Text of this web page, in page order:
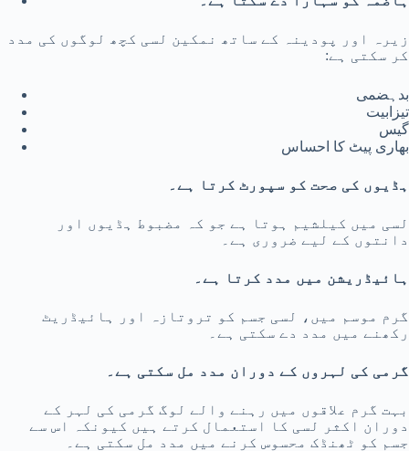
زیرہ اور پودینہ کے ساتھ نمکین لسی کچھ لوگوں کی مدد
کر سکتی ہے:
بدہضمی
تیزابیت
گیس
بھاری پیٹ کا احساس
ہڈیوں کی صحت کو سپورٹ کرتا ہے۔
لسی میں کیلشیم ہوتا ہے جو کہ مضبوط ہڈیوں اور
دانتوں کے لیے ضروری ہے۔
ہائیڈریشن میں مدد کرتا ہے۔
گرم موسم میں، لسی جسم کو تروتازہ اور ہائیڈریٹ
رکھنے میں مدد دے سکتی ہے۔
گرمی کی لہروں کے دوران مدد مل سکتی ہے۔
بہت گرم علاقوں میں رہنے والے لوگ گرمی کی لہر کے
دوران اکثر لسی کا استعمال کرتے ہیں کیونکہ اس سے
جسم کو ٹھنڈک محسوس کرنے میں مدد مل سکتی ہے۔